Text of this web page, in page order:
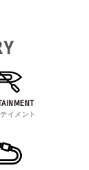
イメント